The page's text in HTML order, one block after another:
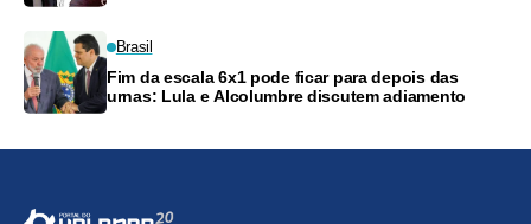
Brasil
Fim da escala 6x1 pode ficar para depois das
urnas: Lula e Alcolumbre discutem adiamento